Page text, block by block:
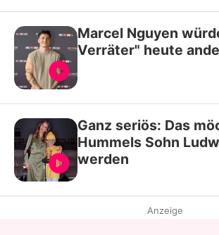
Marcel Nguyen
Verräter" heute
Ganz seriös: Das
Hummels Sohn
werden
Anzeige